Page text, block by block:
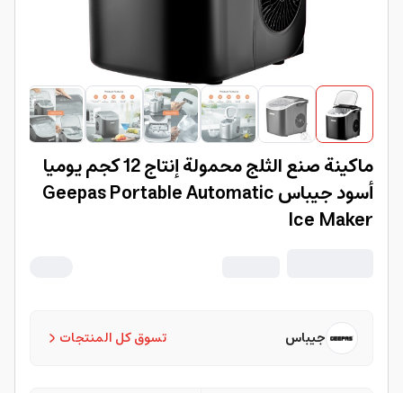
ماكينة صنع الثلج محمولة إنتاج 12 كجم يوميا
أسود جيباس Geepas Portable Automatic
Ice Maker
تسوق كل المنتجات جيباس